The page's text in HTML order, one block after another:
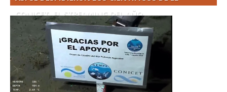
CONICET. EL STREAMING DEL AÑO